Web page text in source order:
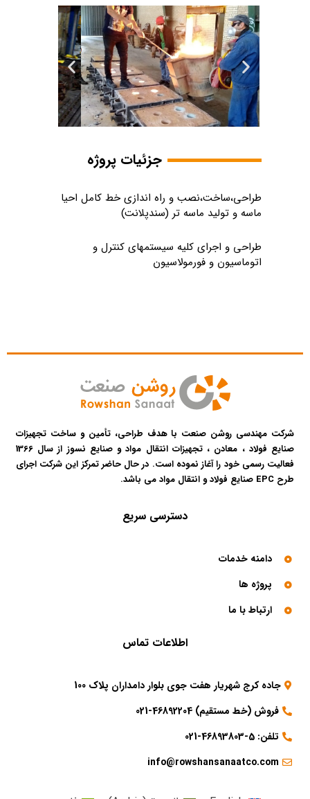
جزئیات پروژه
طراحی،ساخت،نصب و راه اندازی خط کامل احیا
ماسه و تولید ماسه تر (سندپلانت)
طراحی و اجرای کلیه سیستمهای کنترل و
اتوماسیون و فورمولاسیون
شرکت مهندسی روشن صنعت با هدف طراحی، تأمین و ساخت تجهیزات
صنایع فولاد ، معادن ، تجهیزات انتقال مواد و صنایع نسوز از سال 1366
فعالیت رسمی خود را آغاز نموده است. در حال حاضر تمرکز این شرکت اجرای
طرح EPC صنایع فولاد و انتقال مواد می باشد.​
دسترسی سریع
دامنه خدمات
پروژه ها
ارتباط با ما
اطلاعات تماس
جاده کرج شهریار هفت جوی بلوار دامداران پلاک 100
فروش (خط مستقیم) 46892204-021
تلفن: 5-46893803-021
info@rowshansanaatco.com